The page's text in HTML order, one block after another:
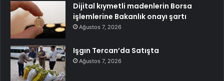
Dijital kıymetli madenlerin Borsa
işlemlerine Bakanlık onayı şartı
Ağustos 7, 2026
Işgın Tercan’da Satışta
Ağustos 7, 2026